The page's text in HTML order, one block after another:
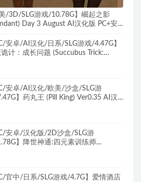
/3D/SLG游戏/10.78G】崛起之影
Day 3 August AI汉化版 PC+安
安卓/AI汉化/日系/SLG游戏/4.47G】
计：成长问题 (Succubus Trick:
安卓/AI汉化/欧美/沙盒/SLG游
】药丸王 (Pill King) Ver0.35 AI汉
安卓/汉化版/2D沙盒/SLG游
】降世神通:四元素训练师
官中/日系/SLG游戏/4.7G】爱情酒店